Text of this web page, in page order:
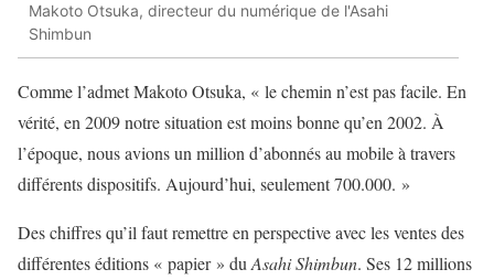
Makoto Otsuka, directeur du numérique de l'Asahi
Shimbun
Comme l’admet Makoto Otsuka, « le chemin n’est pas facile. En
vérité, en 2009 notre situation est moins bonne qu’en 2002. À
l’époque, nous avions un million d’abonnés au mobile à travers
différents dispositifs. Aujourd’hui, seulement 700.000. »
Des chiffres qu’il faut remettre en perspective avec les ventes des
différentes éditions « papier » du Asahi Shimbun. Ses 12 millions